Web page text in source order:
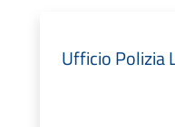
Ufficio Polizia